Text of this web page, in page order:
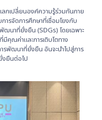
กเปลี่ยนองค์ความรู้ร่วมกันภาย
การจัดการศึกษาที่เชื่อมโยงกับ
ฒนาที่ยั่งยืน (SDGs) โดยเฉพาะ
คุณค่าและการเติบโตทาง
รพัฒนาที่ยั่งยืน อันจะนำไปสู่การ
ยืนต่อไป